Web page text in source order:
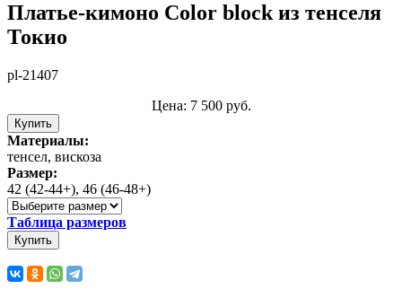
Платье-кимоно Color block из тенселя
Токио
pl-21407
Цена: 7 500 руб.
Купить
Материалы:
тенсел, вискоза
Размер:
42 (42-44+), 46 (46-48+)
Таблица размеров
Купить